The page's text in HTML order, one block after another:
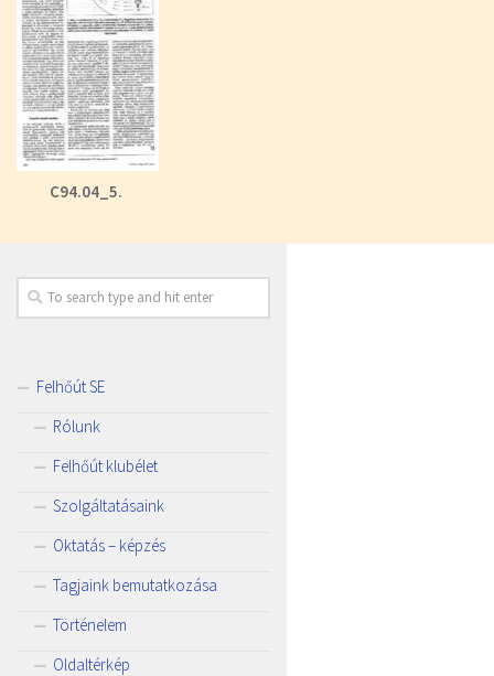
C94.04_5.
Felhőút SE
Rólunk
Felhőút klubélet
Szolgáltatásaink
Oktatás – képzés
Tagjaink bemutatkozása
Történelem
Oldaltérkép